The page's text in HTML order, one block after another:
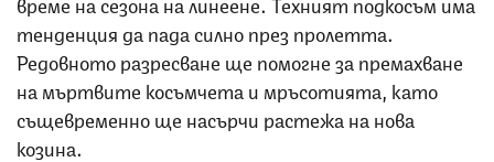
тенденция да пада силно през пролетта.
Редовното разресване ще помогне за премахване
на мъртвите косъмчета и мръсотията, като
същевременно ще насърчи растежа на нова
козина.